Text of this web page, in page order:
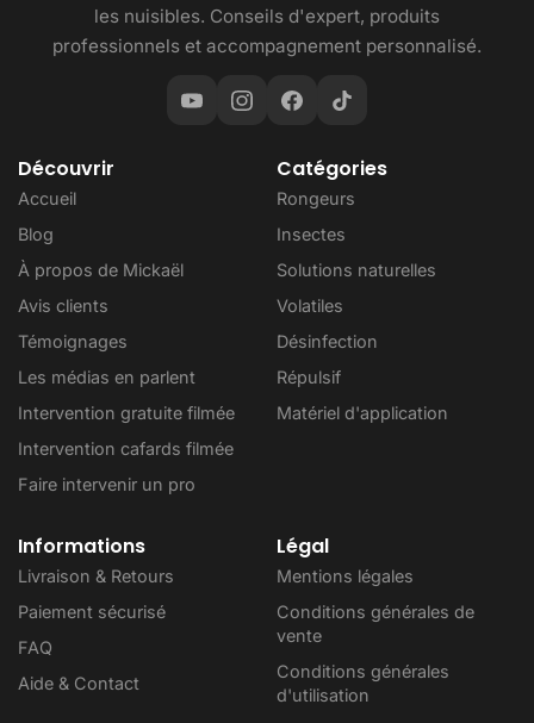
les nuisibles. Conseils d'expert, produits
professionnels et accompagnement personnalisé.
Découvrir
Accueil
Blog
À propos de Mickaël
Avis clients
Témoignages
Les médias en parlent
Intervention gratuite filmée
Intervention cafards filmée
Faire intervenir un pro
Catégories
Rongeurs
Insectes
Solutions naturelles
Volatiles
Désinfection
Répulsif
Matériel d'application
Informations
Livraison & Retours
Paiement sécurisé
FAQ
Aide & Contact
Légal
Mentions légales
Conditions générales de
vente
Conditions générales
d'utilisation